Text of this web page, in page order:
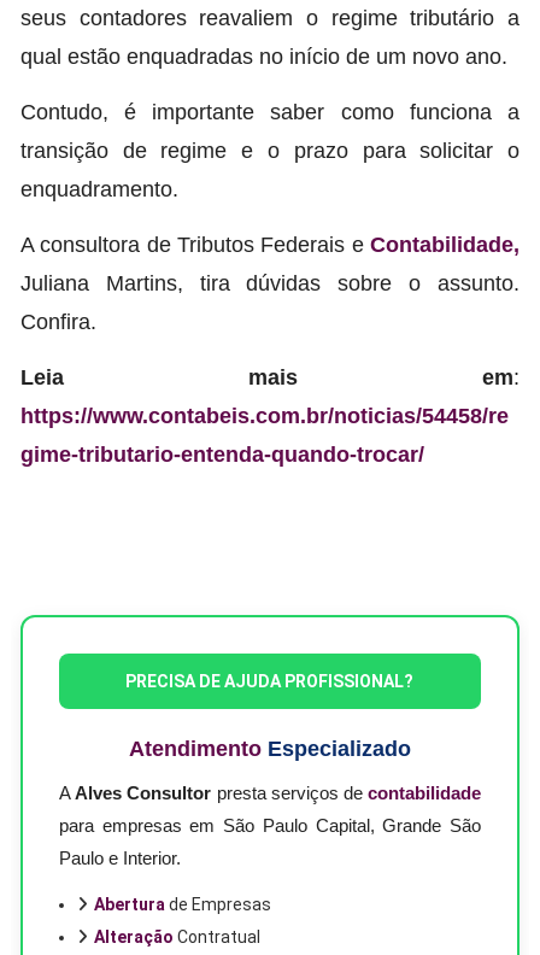
seus contadores reavaliem o regime tributário a
qual estão enquadradas no início de um novo ano.
Contudo, é importante saber como funciona a
transição de regime e o prazo para solicitar o
enquadramento.
A consultora de Tributos Federais eContabilidade,
Juliana Martins, tira dúvidas sobre o assunto.
Confira.
Leia mais em:
https://www.contabeis.com.br/noticias/54458/re
gime-tributario-entenda-quando-trocar/
PRECISA DE AJUDA PROFISSIONAL?
AtendimentoEspecializado
AAlves Consultor presta serviços decontabilidade
para empresas em São Paulo Capital, Grande São
Paulo e Interior.
Abertura de Empresas
Alteração Contratual